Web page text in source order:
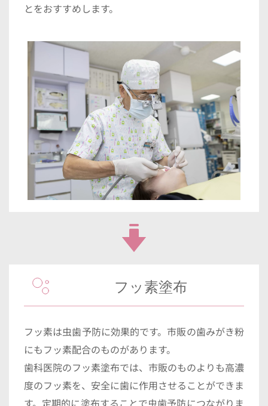
とをおすすめします。
フッ素塗布
フッ素は虫歯予防に効果的です。市販の歯みがき粉
にもフッ素配合のものがあります。
歯科医院のフッ素塗布では、市販のものよりも高濃
度のフッ素を、安全に歯に作用させることができま
す。定期的に塗布することで虫歯予防につながりま